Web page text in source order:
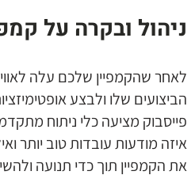
ניהול ובקרה על
לאחר שהקמפיין שלכם עלה
הביצועים שלו ולבצע
פייסבוק מציעה כלי ניתוח
איזה מודעות עובדות טוב יותר
את הקמפיין תוך כדי תנועה